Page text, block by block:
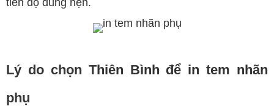
Lý do chọn Thiên Bình để in tem nhãn
phụ